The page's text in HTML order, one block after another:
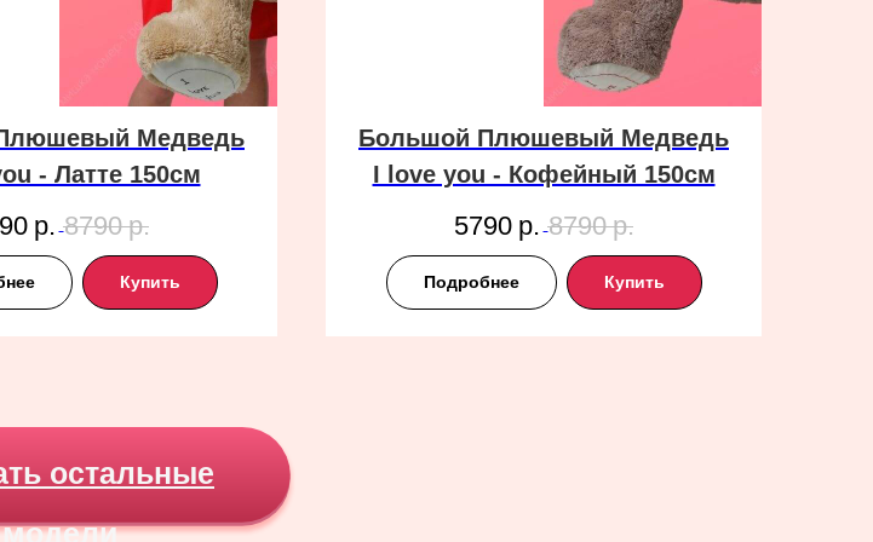
Медведь
- Латте 150см
р. 8790 р.
Купить
Большой Плюшевый Медведь
I love you - Кофейный 150см
5790 р. 8790 р.
Подробнее Купить
остальные
модели